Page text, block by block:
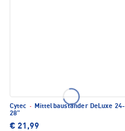
Cytec · Mittelbauständer DeLuxe 24-
28"
€ 21,99